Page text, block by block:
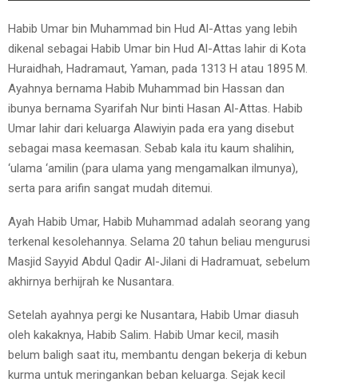
Habib Umar bin Muhammad bin Hud Al-Attas yang lebih
dikenal sebagai Habib Umar bin Hud Al-Attas lahir di Kota
Huraidhah, Hadramaut, Yaman, pada 1313 H atau 1895 M.
Ayahnya bernama Habib Muhammad bin Hassan dan
ibunya bernama Syarifah Nur binti Hasan Al-Attas. Habib
Umar lahir dari keluarga Alawiyin pada era yang disebut
sebagai masa keemasan. Sebab kala itu kaum shalihin,
‘ulama ‘amilin (para ulama yang mengamalkan ilmunya),
serta para arifin sangat mudah ditemui.
Ayah Habib Umar, Habib Muhammad adalah seorang yang
terkenal kesolehannya. Selama 20 tahun beliau mengurusi
Masjid Sayyid Abdul Qadir Al-Jilani di Hadramuat, sebelum
akhirnya berhijrah ke Nusantara.
Setelah ayahnya pergi ke Nusantara, Habib Umar diasuh
oleh kakaknya, Habib Salim. Habib Umar kecil, masih
belum baligh saat itu, membantu dengan bekerja di kebun
kurma untuk meringankan beban keluarga. Sejak kecil